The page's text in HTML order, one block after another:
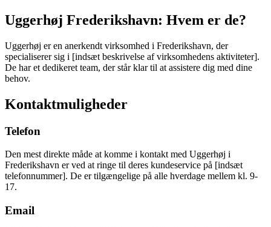
Uggerhøj Frederikshavn: Hvem er de?
Uggerhøj er en anerkendt virksomhed i Frederikshavn, der
specialiserer sig i [indsæt beskrivelse af virksomhedens aktiviteter].
De har et dedikeret team, der står klar til at assistere dig med dine
behov.
Kontaktmuligheder
Telefon
Den mest direkte måde at komme i kontakt med Uggerhøj i
Frederikshavn er ved at ringe til deres kundeservice på [indsæt
telefonnummer]. De er tilgængelige på alle hverdage mellem kl. 9-
17.
Email